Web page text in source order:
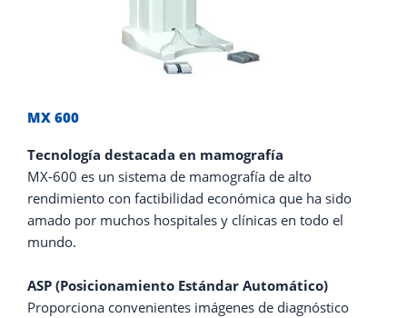
MX 600
Tecnología destacada en mamografía
MX-600 es un sistema de mamografía de alto
rendimiento con factibilidad económica que ha sido
amado por muchos hospitales y clínicas en todo el
mundo.
ASP (Posicionamiento Estándar Automático)
Proporciona convenientes imágenes de diagnóstico